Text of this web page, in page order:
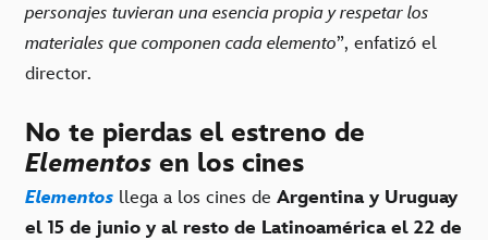
personajes tuvieran una esencia propia y respetar los
materiales que componen cada elemento”, enfatizó el
director.
No te pierdas el estreno de
Elementos en los cines
Elementos llega a los cines de Argentina y Uruguay
el 15 de junio y al resto de Latinoamérica el 22 de